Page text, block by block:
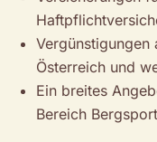
Vergünstigungen
Österreich und
Ein breites
Bereich Bergsport